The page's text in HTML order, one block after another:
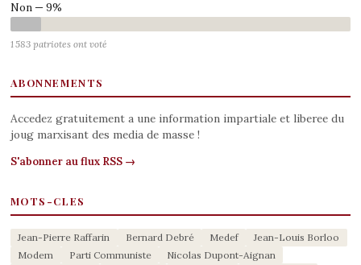
Non — 9%
1 583 patriotes ont voté
ABONNEMENTS
Accedez gratuitement a une information impartiale et liberee du
joug marxisant des media de masse !
S'abonner au flux RSS →
MOTS-CLES
Jean-Pierre Raffarin Bernard Debré Medef
Jean-Louis Borloo
Modem
Parti Communiste
Nicolas Dupont-Aignan